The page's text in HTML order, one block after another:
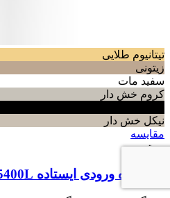
تیتانیوم طلایی
زیتونی
سفید مات
کروم خش دار
نیکل خش دار
مقایسه
بستن
دستگیره ورودی ایستاده 5400L